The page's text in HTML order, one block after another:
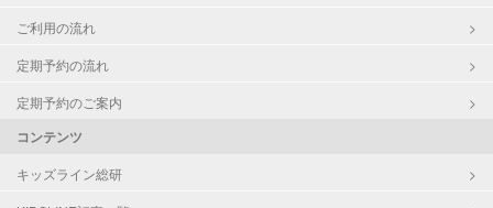
ご利用の流れ
定期予約の流れ
定期予約のご案内
コンテンツ
キッズライン総研